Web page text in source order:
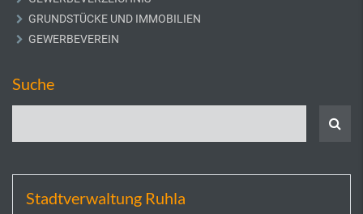
GRUNDSTÜCKE UND IMMOBILIEN
GEWERBEVEREIN
Suche
Stadtverwaltung Ruhla